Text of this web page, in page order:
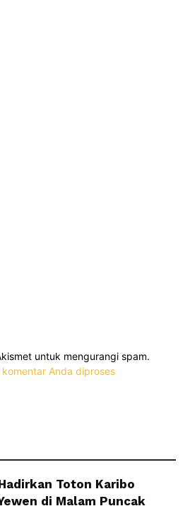
untuk mengurangi spam.
Anda diproses
Toton Karibo
di Malam Puncak